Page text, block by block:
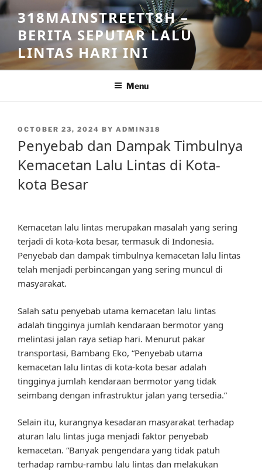
Skip
to
content
318MAINSTREETT8H –
BERITA SEPUTAR LALU
LINTAS HARI INI
Menu
POSTED
OCTOBER 23, 2024 BY ADMIN318
Penyebab dan Dampak Timbulnya
Kemacetan Lalu Lintas di Kota-
kota Besar
Kemacetan lalu lintas merupakan masalah yang sering
terjadi di kota-kota besar, termasuk di Indonesia.
Penyebab dan dampak timbulnya kemacetan lalu lintas
telah menjadi perbincangan yang sering muncul di
masyarakat.
Salah satu penyebab utama kemacetan lalu lintas
adalah tingginya jumlah kendaraan bermotor yang
melintasi jalan raya setiap hari. Menurut pakar
transportasi, Bambang Eko, “Penyebab utama
kemacetan lalu lintas di kota-kota besar adalah
tingginya jumlah kendaraan bermotor yang tidak
seimbang dengan infrastruktur jalan yang tersedia.”
Selain itu, kurangnya kesadaran masyarakat terhadap
aturan lalu lintas juga menjadi faktor penyebab
kemacetan. “Banyak pengendara yang tidak patuh
terhadap rambu-rambu lalu lintas dan melakukan